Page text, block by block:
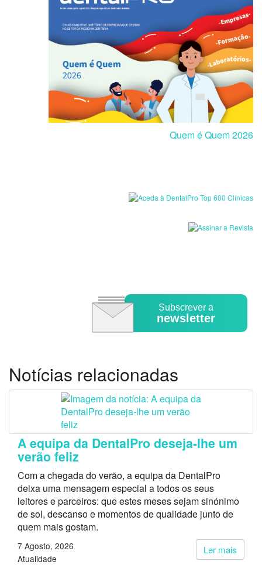
Quem é Quem 2026
Subscrever a
newsletter
Notícias relacionadas
A equipa da DentalPro deseja-lhe um
verão feliz
Com a chegada do verão, a equipa da DentalPro
deixa uma mensagem especial a todos os seus
leitores e parceiros: que estes meses sejam sinónimo
de sol, descanso e momentos de qualidade junto de
quem mais gostam.
Ler mais
7 Agosto, 2026
Atualidade